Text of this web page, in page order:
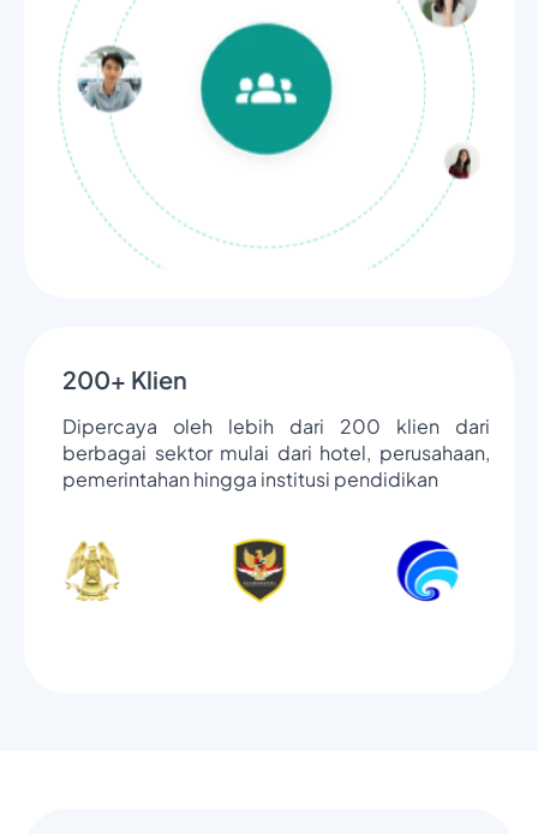
200+ Klien
Dipercaya oleh lebih dari 200 klien dari
berbagai sektor mulai dari hotel, perusahaan,
pemerintahan hingga institusi pendidikan